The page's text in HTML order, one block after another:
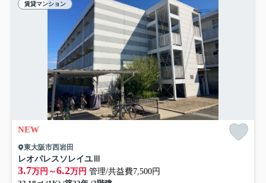
賃貸マンション
NEW
東大阪市西岩田
レオパレスソレイユⅢ
3.7万円～6.2万円 管理/共益費7,500円